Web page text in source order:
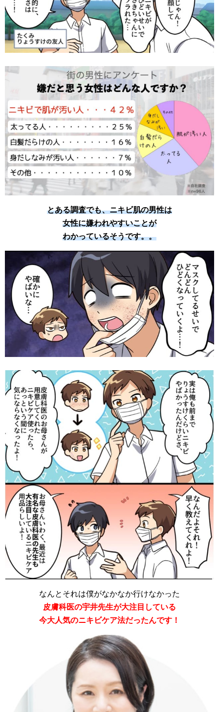
とある調査でも、ニキビ肌の男性は
女性に嫌われやすいことが
わかっているそうです。。
なんとそれは僕がなかなか行けなかった
皮膚科医の宇井先生が大注目している
今大人気のニキビケア法だったんです！